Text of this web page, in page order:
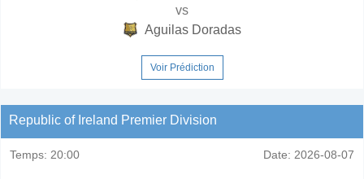
vs
Aguilas Doradas
Voir Prédiction
Republic of Ireland Premier Division
Temps: 20:00 Date: 2026-08-07